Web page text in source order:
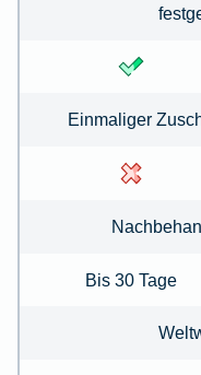
Einmaliger
Bis 30 Tage